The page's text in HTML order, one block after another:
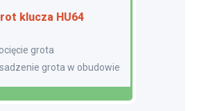
Grot klucza HU64
Docięcie grota
Osadzenie grota w obudowie